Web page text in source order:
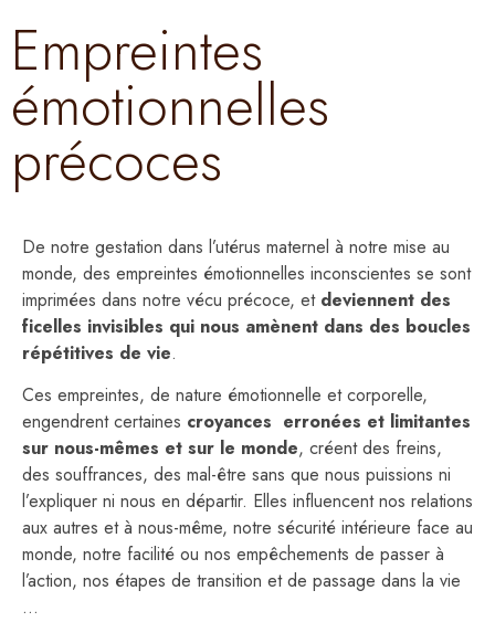
Empreintes
émotionnelles
précoces
De notre gestation dans l’utérus maternel à notre mise au
monde, des empreintes émotionnelles inconscientes se sont
imprimées dans notre vécu précoce, et deviennent des
ficelles invisibles qui nous amènent dans des boucles
répétitives de vie.
Ces empreintes, de nature émotionnelle et corporelle,
engendrent certaines croyances erronées et limitantes
sur nous-mêmes et sur le monde, créent des freins,
des souffrances, des mal-être sans que nous puissions ni
l’expliquer ni nous en départir. Elles influencentnos relations
aux autres et à nous-même, notre sécurité intérieure face au
monde, notre facilité ou nos empêchements de passer à
l’action, nos étapes de transition et de passage dans la vie
…